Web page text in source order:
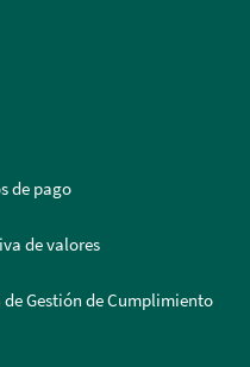
de pago
de valores
de Gestión de Cumplimiento